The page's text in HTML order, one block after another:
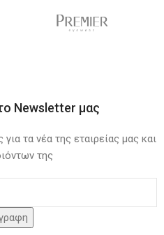
Newsletter μας
τα νέα της εταιρείας μας και
της